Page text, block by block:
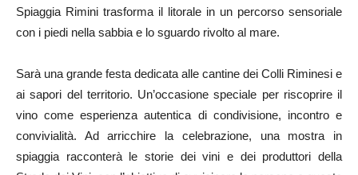
Spiaggia Rimini trasforma il litorale in un percorso sensoriale
con i piedi nella sabbia e lo sguardo rivolto al mare.
Sarà una grande festa dedicata alle cantine dei Colli Riminesi e
ai sapori del territorio. Un’occasione speciale per riscoprire il
vino come esperienza autentica di condivisione, incontro e
convivialità. Ad arricchire la celebrazione, una mostra in
spiaggia racconterà le storie dei vini e dei produttori della